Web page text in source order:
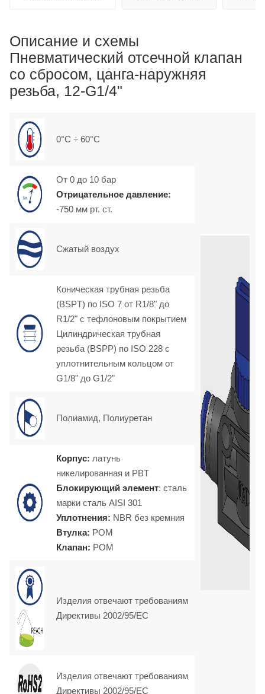
Описание и схемы
Пневматический отсечной клапан
со сбросом, цанга-наружняя
резьба, 12-G1/4"
0°C ÷ 60°C
От 0 до 10 бар
Отрицательное давление:
-750 мм рт. ст.
Сжатый воздух
Коническая трубная резьба
(BSPT) по ISO 7 от R1/8" до
R1/2" с тефлоновым покрытием
Цилиндрическая трубная
резьба (BSPP) по ISO 228 с
уплотнительным кольцом от
G1/8" до G1/2"
Полиамид, Полиуретан
Корпус: латунь
никелированная и PBT
Блокирующий элемент: сталь
марки сталь AISI 301
Уплотнения: NBR без кремния
Втулка: POM
Клапан: POM
Изделия отвечают требованиям
Директивы 2002/95/EC
Изделия отвечают требованиям
Директивы 2002/95/EC